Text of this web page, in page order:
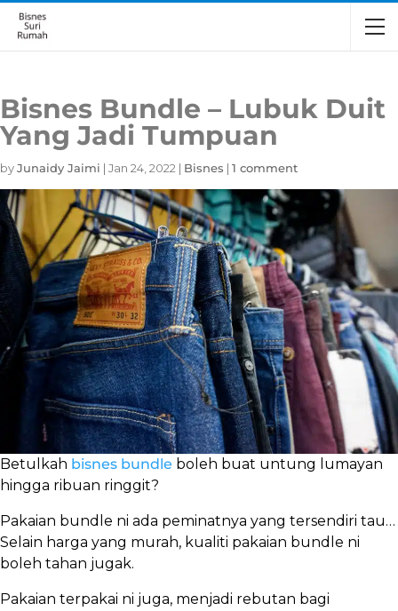
Bisnes Bundle – Lubuk Duit
Yang Jadi Tumpuan
byJunaidy Jaimi | Jan 24, 2022 | Bisnes | 1 comment
Betulkah bisnes bundle boleh buat untung lumayan
hingga ribuan ringgit?
Pakaian bundle ni ada peminatnya yang tersendiri tau…
Selain harga yang murah, kualiti pakaian bundle ni
boleh tahan jugak.
Pakaian terpakai ni juga, menjadi rebutan bagi